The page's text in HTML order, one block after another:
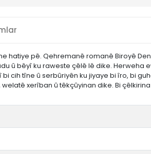
hatiye pê. Qehremanê romanê Biroyê
û bêyî ku raweste çêlê lê dike. Herweha
cih tîne û serbûriyên ku jiyaye bi îro, bi
xerîban û têkçûyinan dike. Bi